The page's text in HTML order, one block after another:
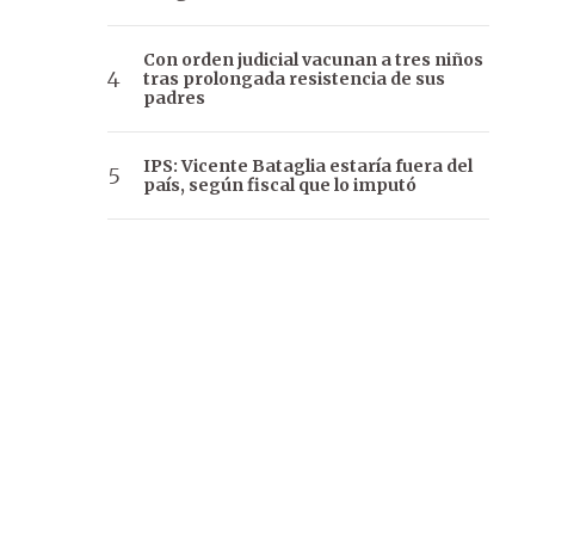
Con orden judicial vacunan a tres niños
tras prolongada resistencia de sus
padres
IPS: Vicente Bataglia estaría fuera del
país, según fiscal que lo imputó